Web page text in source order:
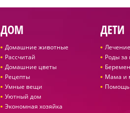
ДОМ
Домашние животные
Рассчитай
Домашние цветы
Рецепты
Умные вещи
Уютный дом
Экономная хозяйка
ДЕТИ
Роды за
Мама и
Помощь